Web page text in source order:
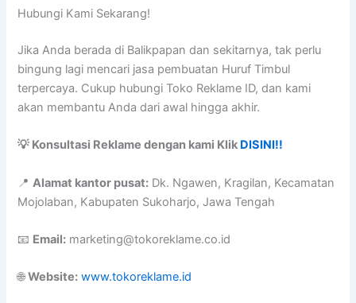
Hubungi Kami Sekarang!
Jika Anda berada di Balikpapan dan sekitarnya, tak perlu
bingung lagi mencari jasa pembuatan Huruf Timbul
terpercaya. Cukup hubungi Toko Reklame ID, dan kami
akan membantu Anda dari awal hingga akhir.
💡 Konsultasi Reklame dengan kami Klik DISINI!!
📍Alamat kantor pusat: Dk. Ngawen, Kragilan, Kecamatan
Mojolaban, Kabupaten Sukoharjo, Jawa Tengah
📧 Email: marketing@tokoreklame.co.id
🌐Website: www.tokoreklame.id